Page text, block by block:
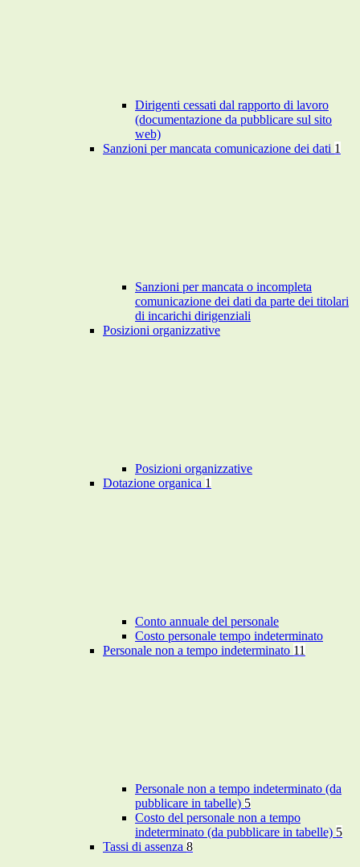
Dirigenti cessati dal rapporto di lavoro
(documentazione da pubblicare sul sito
web)
Sanzioni per mancata comunicazione dei dati 1
Sanzioni per mancata o incompleta
comunicazione dei dati da parte dei titolari
di incarichi dirigenziali
Posizioni organizzative
Posizioni organizzative
Dotazione organica 1
Conto annuale del personale
Costo personale tempo indeterminato
Personale non a tempo indeterminato 11
Personale non a tempo indeterminato (da
pubblicare in tabelle) 5
Costo del personale non a tempo
indeterminato (da pubblicare in tabelle) 5
Tassi di assenza 8